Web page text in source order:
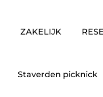
ZAKELIJK
Staverden picknick